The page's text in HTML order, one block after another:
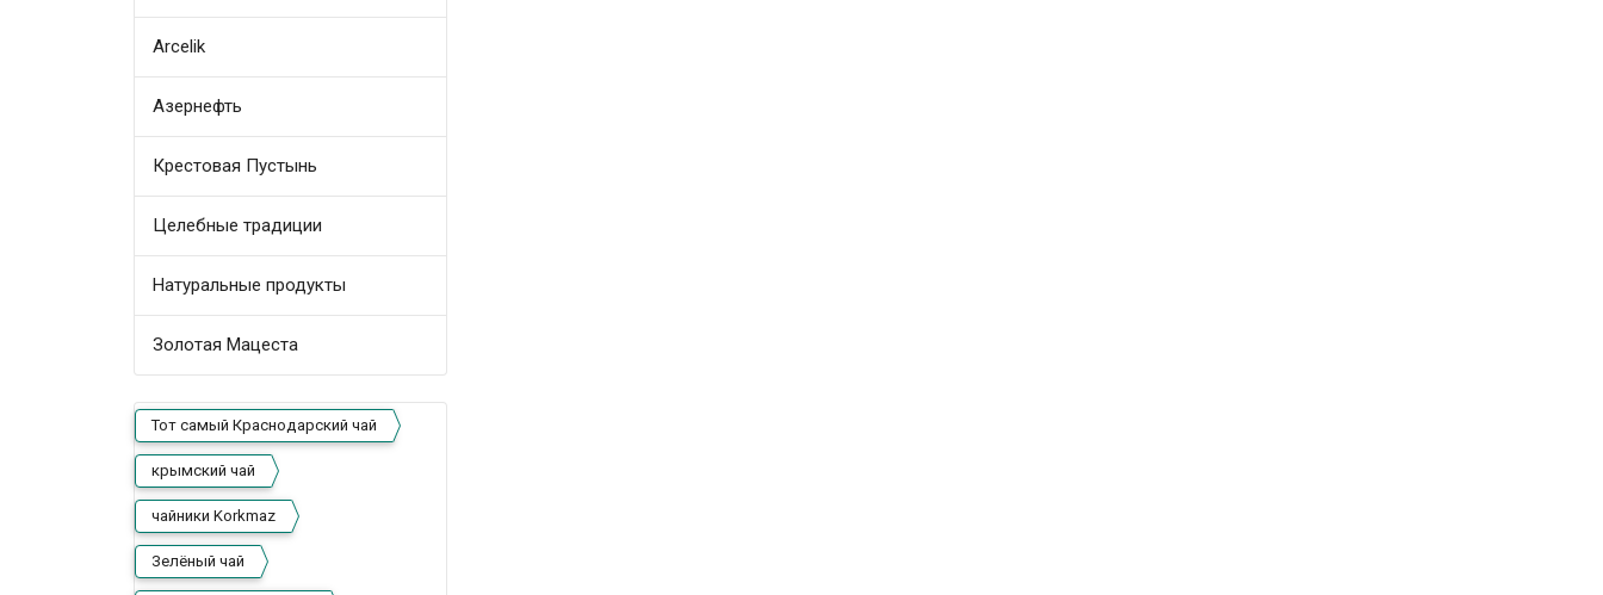
Arcelik
Азернефть
Крестовая Пустынь
Целебные традиции
Натуральные продукты
Золотая Мацеста
Тот самый Краснодарский чай
крымский чай
чайники Korkmaz
Зелёный чай